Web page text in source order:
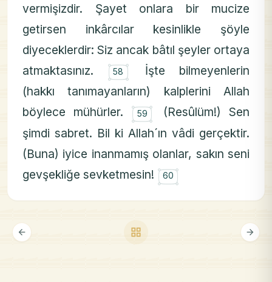
vermişizdir. Şayet onlara bir mucize
getirsen inkârcılar kesinlikle şöyle
diyeceklerdir: Siz ancak bâtıl şeyler ortaya
atmaktasınız. ۝
58
İşte bilmeyenlerin
(hakkı tanımayanların) kalplerini Allah
böylece mühürler. ۝
59
(Resûlüm!) Sen
şimdi sabret. Bil ki Allah´ın vâdi gerçektir.
(Buna) iyice inanmamış olanlar, sakın seni
gevşekliğe sevketmesin! ۝
60
arrow_back grid_view arrow_forward